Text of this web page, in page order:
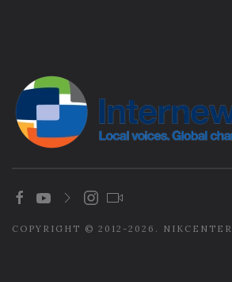
COPYRIGHT © 2012-2026. NIKCENTER